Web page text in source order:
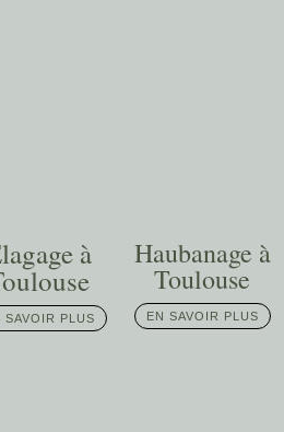
à
SAVOIR PLUS
Haubanage à
Toulouse
EN SAVOIR PLUS